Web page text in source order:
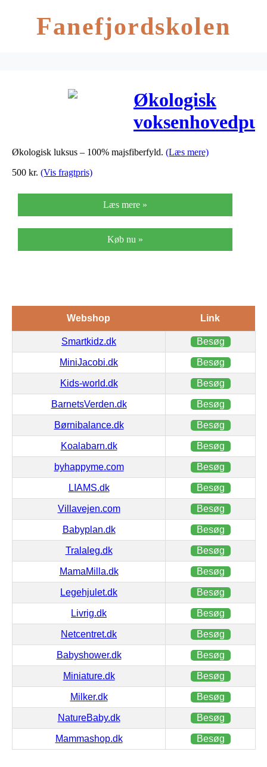
Fanefjordskolen
Økologisk
60×63,
Cocoon
Økologisk luksus – 100% majsfiberfyld. (Læs mere)
500 kr. (Vis fragtpris)
Læs mere »
Køb nu »
Webshop Link
Smartkidz.dk Besøg
MiniJacobi.dk Besøg
Kids-world.dk Besøg
BarnetsVerden.dk Besøg
Børnibalance.dk Besøg
Koalabarn.dk Besøg
byhappyme.com Besøg
LIAMS.dk Besøg
Villavejen.com Besøg
Babyplan.dk Besøg
Tralaleg.dk Besøg
MamaMilla.dk Besøg
Legehjulet.dk Besøg
Livrig.dk Besøg
Netcentret.dk Besøg
Babyshower.dk Besøg
Miniature.dk Besøg
Milker.dk Besøg
NatureBaby.dk Besøg
Mammashop.dk Besøg